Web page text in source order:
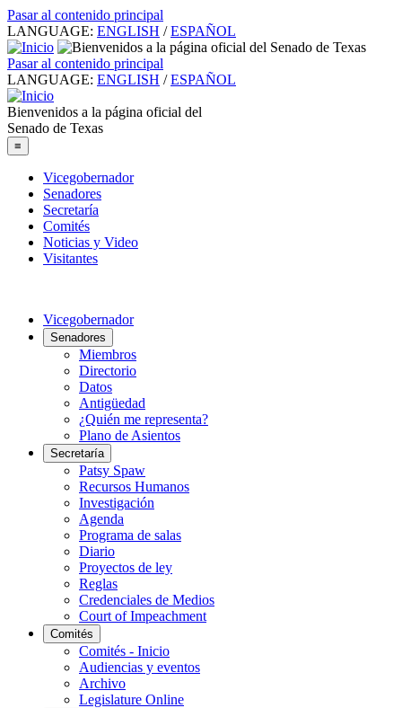
Pasar al contenido principal
LANGUAGE: ENGLISH / ESPAÑOL
Pasar al contenido principal
LANGUAGE: ENGLISH / ESPAÑOL
Bienvenidos a la página oficial del
Senado de Texas
≡
Vicegobernador
Senadores
Secretaría
Comités
Noticias y Video
Visitantes
Vicegobernador
Senadores
Miembros
Directorio
Datos
Antigüedad
¿Quién me representa?
Plano de Asientos
Secretaría
Patsy Spaw
Recursos Humanos
Investigación
Agenda
Programa de salas
Diario
Proyectos de ley
Reglas
Credenciales de Medios
Court of Impeachment
Comités
Comités - Inicio
Audiencias y eventos
Archivo
Legislature Online